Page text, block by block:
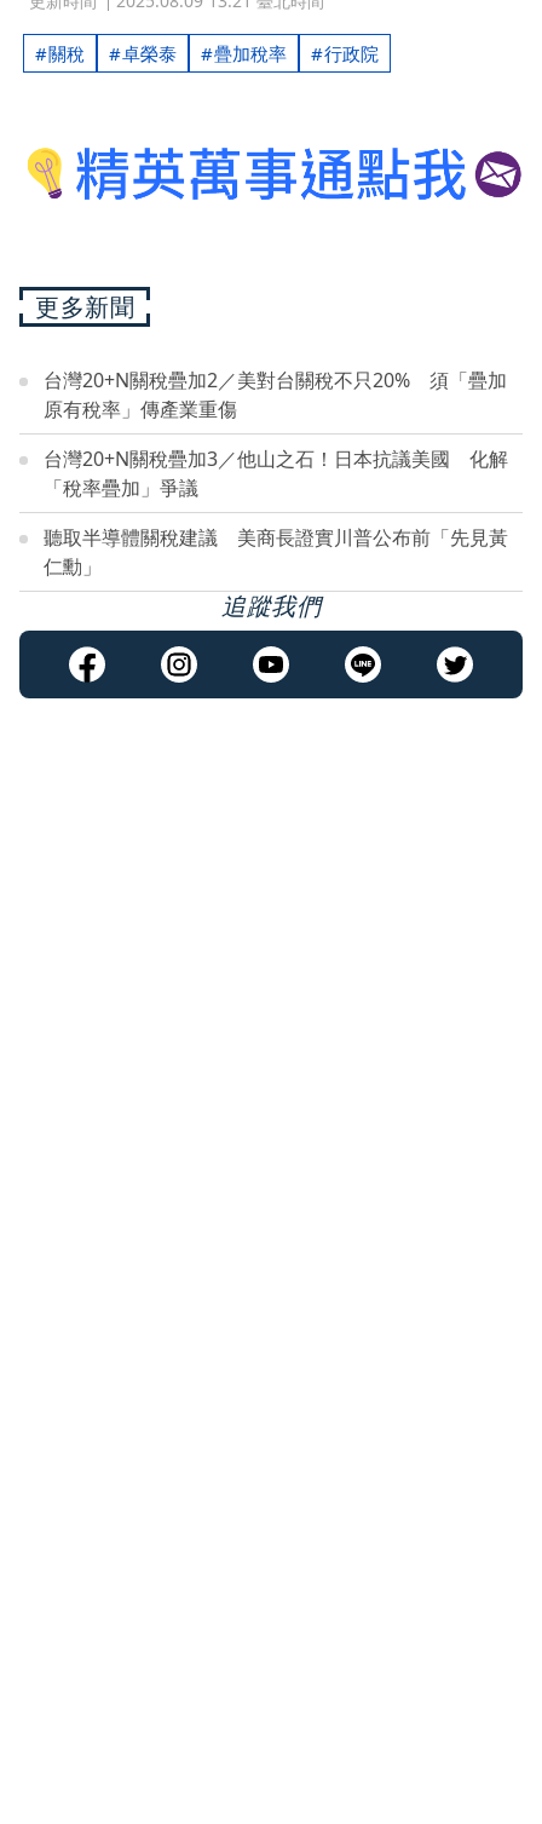
關稅 卓榮泰 疊加稅率 行政院
更多新聞
台灣20+N關稅疊加2／美對台關稅不只20% 須「疊加
原有稅率」傳產業重傷
台灣20+N關稅疊加3／他山之石！日本抗議美國 化解
「稅率疊加」爭議
聽取半導體關稅建議 美商長證實川普公布前「先見黃
仁勳」
追蹤我們